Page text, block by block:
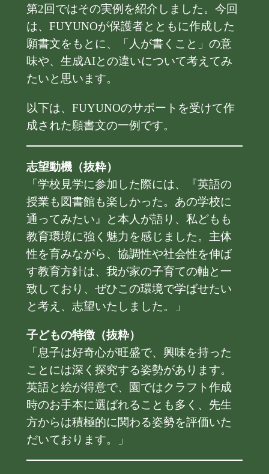
第2回ではその実例を紹介しました。今回
は、FUYUNOが保護者とともに作成した
願書文をもとに、「人が書くこと」の意
味や、生成AIとの違いについて考えてみ
たいと思います。
以下は、FUYUNOのサポートを受けて作
成された願書文の一例です。
志望動機（抜粋）
「学校見学に参加した際には、『英語の
授業も図書館も楽しかった。あの学校に
通ってみたい』と本人が語り、私どもも
教育環境に強く魅力を感じました。主体
性を育みながら、協調性や社会性を伸ば
す教育方針は、我が家の子育ての軸と一
致しており、ぜひこの環境で学ばせたい
と考え、志望いたしました。」
子どもの特徴（抜粋）
「息子は好奇心が旺盛で、興味を持った
ことには深く探究する姿勢があります。
英語と絵が得意で、園ではクラフト作成
時のお手本に選ばれることも多く、先生
方からは積極的に関わる姿勢を評価いた
だいております。」